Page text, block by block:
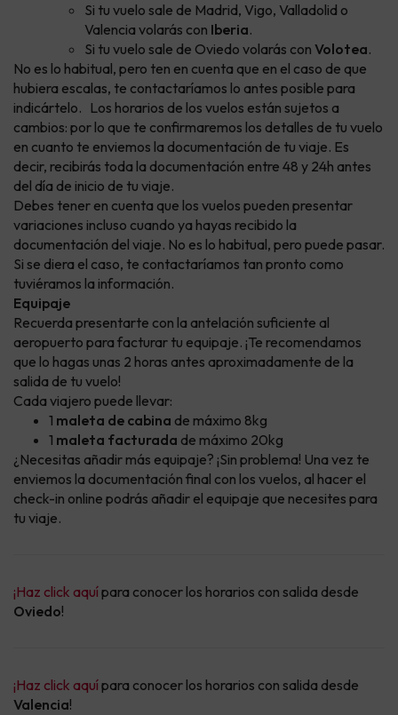
Si tu vuelo sale de Madrid, Vigo, Valladolid o
Valencia volarás con Iberia.
Si tu vuelo sale de Oviedo volarás con Volotea.
No es lo habitual, pero ten en cuenta que en el caso de que
hubiera escalas, te contactaríamos lo antes posible para
indicártelo. Los horarios de los vuelos están sujetos a
cambios: por lo que te confirmaremos los detalles de tu vuelo
en cuanto te enviemos la documentación de tu viaje. Es
decir, recibirás toda la documentación entre 48 y 24h antes
del día de inicio de tu viaje.
Debes tener en cuenta que los vuelos pueden presentar
variaciones incluso cuando ya hayas recibido la
documentación del viaje. No es lo habitual, pero puede pasar.
Si se diera el caso, te contactaríamos tan pronto como
tuviéramos la información.
Equipaje
Recuerda presentarte con la antelación suficiente al
aeropuerto para facturar tu equipaje. ¡Te recomendamos
que lo hagas unas 2 horas antes aproximadamente de la
salida de tu vuelo!
Cada viajero puede llevar:
1 maleta de cabina de máximo 8kg
1 maleta facturada de máximo 20kg
¿Necesitas añadir más equipaje? ¡Sin problema! Una vez te
enviemos la documentación final con los vuelos, al hacer el
check-in online podrás añadir el equipaje que necesites para
tu viaje.
¡Haz click aquípara conocer los horarios con salida desde
Oviedo!
¡Haz click aquípara conocer los horarios con salida desde
Valencia!